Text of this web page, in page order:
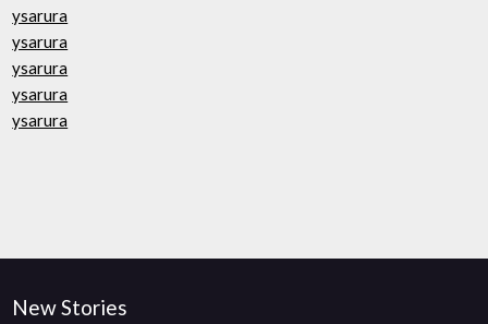
ysarura
ysarura
ysarura
ysarura
ysarura
New Stories